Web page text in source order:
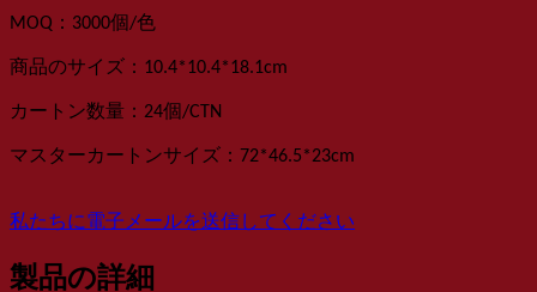
MOQ ： 3000個/色
商品のサイズ ： 10.4*10.4*18.1cm
カートン数量 ： 24個/CTN
マスターカートンサイズ ： 72*46.5*23cm
私たちに電子メールを送信してください
製品の詳細